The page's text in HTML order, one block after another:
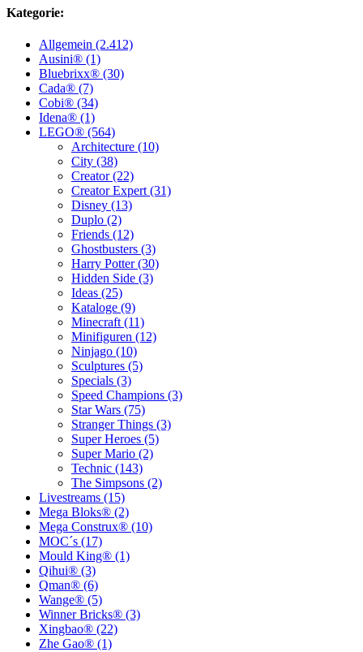
Kategorie:
Allgemein (2.412)
Ausini® (1)
Bluebrixx® (30)
Cada® (7)
Cobi® (34)
Idena® (1)
LEGO® (564)
Architecture (10)
City (38)
Creator (22)
Creator Expert (31)
Disney (13)
Duplo (2)
Friends (12)
Ghostbusters (3)
Harry Potter (30)
Hidden Side (3)
Ideas (25)
Kataloge (9)
Minecraft (11)
Minifiguren (12)
Ninjago (10)
Sculptures (5)
Specials (3)
Speed Champions (3)
Star Wars (75)
Stranger Things (3)
Super Heroes (5)
Super Mario (2)
Technic (143)
The Simpsons (2)
Livestreams (15)
Mega Bloks® (2)
Mega Construx® (10)
MOC´s (17)
Mould King® (1)
Qihui® (3)
Qman® (6)
Wange® (5)
Winner Bricks® (3)
Xingbao® (22)
Zhe Gao® (1)